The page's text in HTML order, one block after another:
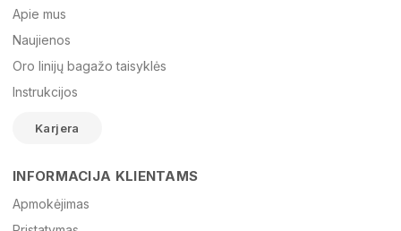
El. paštas
Žinutė
Apie mus
Naujienos
Oro linijų bagažo taisyklės
Instrukcijos
Karjera
INFORMACIJA KLIENTAMS
Apmokėjimas